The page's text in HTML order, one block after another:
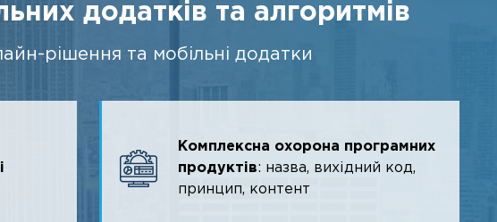
додатків та алгоритмів
рішення та мобільні додатки
Комплексна охорона програмних
продуктів: назва, вихідний код,
принцип, контент